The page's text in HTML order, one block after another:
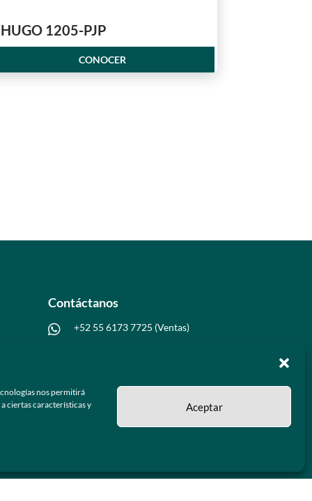
nos permitirá
ciertas características y
Aceptar
HUGO 1205-PJP
CONOCER
Contáctanos
 +52 55 6173 7725 (Ventas)